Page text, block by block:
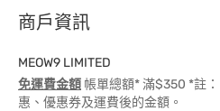
商戶資訊
MEOW9 LIMITED
免運費金額 帳單總額* 滿$350 *註
惠、優惠券及運費後的金額。